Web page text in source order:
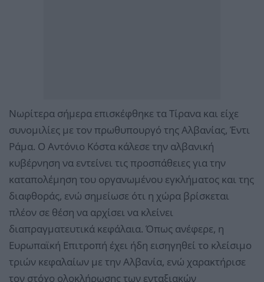
Νωρίτερα σήμερα επισκέφθηκε τα Τίρανα και είχε
συνομιλίες με τον πρωθυπουργό της Αλβανίας, Έντι
Ράμα. Ο Αντόνιο Κόστα κάλεσε την αλβανική
κυβέρνηση να εντείνει τις προσπάθειες για την
καταπολέμηση του οργανωμένου εγκλήματος και της
διαφθοράς, ενώ σημείωσε ότι η χώρα βρίσκεται
πλέον σε θέση να αρχίσει να κλείνει
διαπραγματευτικά κεφάλαια. Όπως ανέφερε, η
Ευρωπαϊκή Επιτροπή έχει ήδη εισηγηθεί το κλείσιμο
τριών κεφαλαίων με την Αλβανία, ενώ χαρακτήρισε
τον στόχο ολοκλήρωσης των ενταξιακών